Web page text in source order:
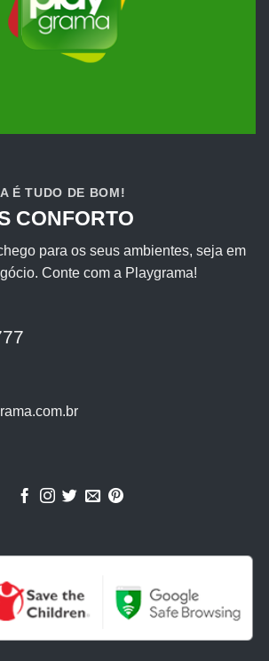
É TUDO DE BOM!
CONFORTO
para os seus ambientes, seja em
Conte com a Playgrama!